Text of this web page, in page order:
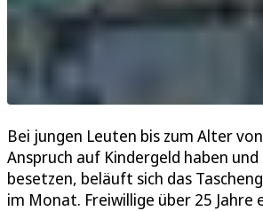
Bei jungen Leuten bis zum Alter
Anspruch auf Kindergeld haben
besetzen, beläuft sich das
im Monat. Freiwillige über 25 Jahre